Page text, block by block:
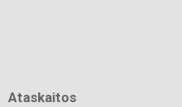
Ataskaitos